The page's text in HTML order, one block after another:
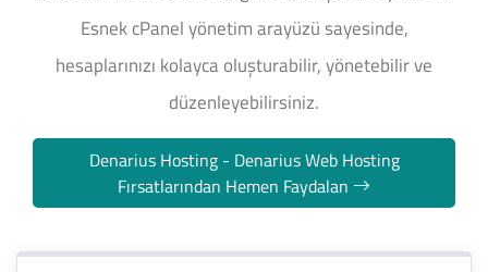
Esnek cPanel yönetim arayüzü sayesinde,
hesaplarınızı kolayca oluşturabilir, yönetebilir ve
düzenleyebilirsiniz.
Denarius Hosting - Denarius Web Hosting
Fırsatlarından Hemen Faydalan